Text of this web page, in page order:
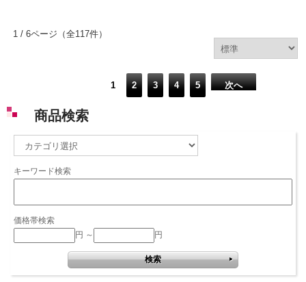
1 / 6ページ （全117件）
1 2 3 4 5 次へ
商品検索
キーワード検索
価格帯検索
円 ～
円